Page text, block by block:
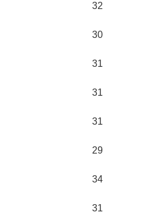
32
30
31
31
31
29
34
31